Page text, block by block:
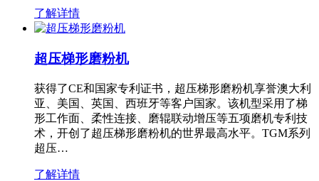
了解详情
超压梯形磨粉机
获得了CE和国家专利证书，超压梯形磨粉机享誉澳大利
亚、美国、英国、西班牙等客户国家。该机型采用了梯
形工作面、柔性连接、磨辊联动增压等五项磨机专利技
术，开创了超压梯形磨粉机的世界最高水平。TGM系列
超压…
了解详情